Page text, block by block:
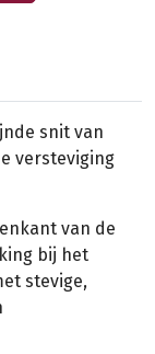
snit van
versteviging
van de
bij het
stevige,